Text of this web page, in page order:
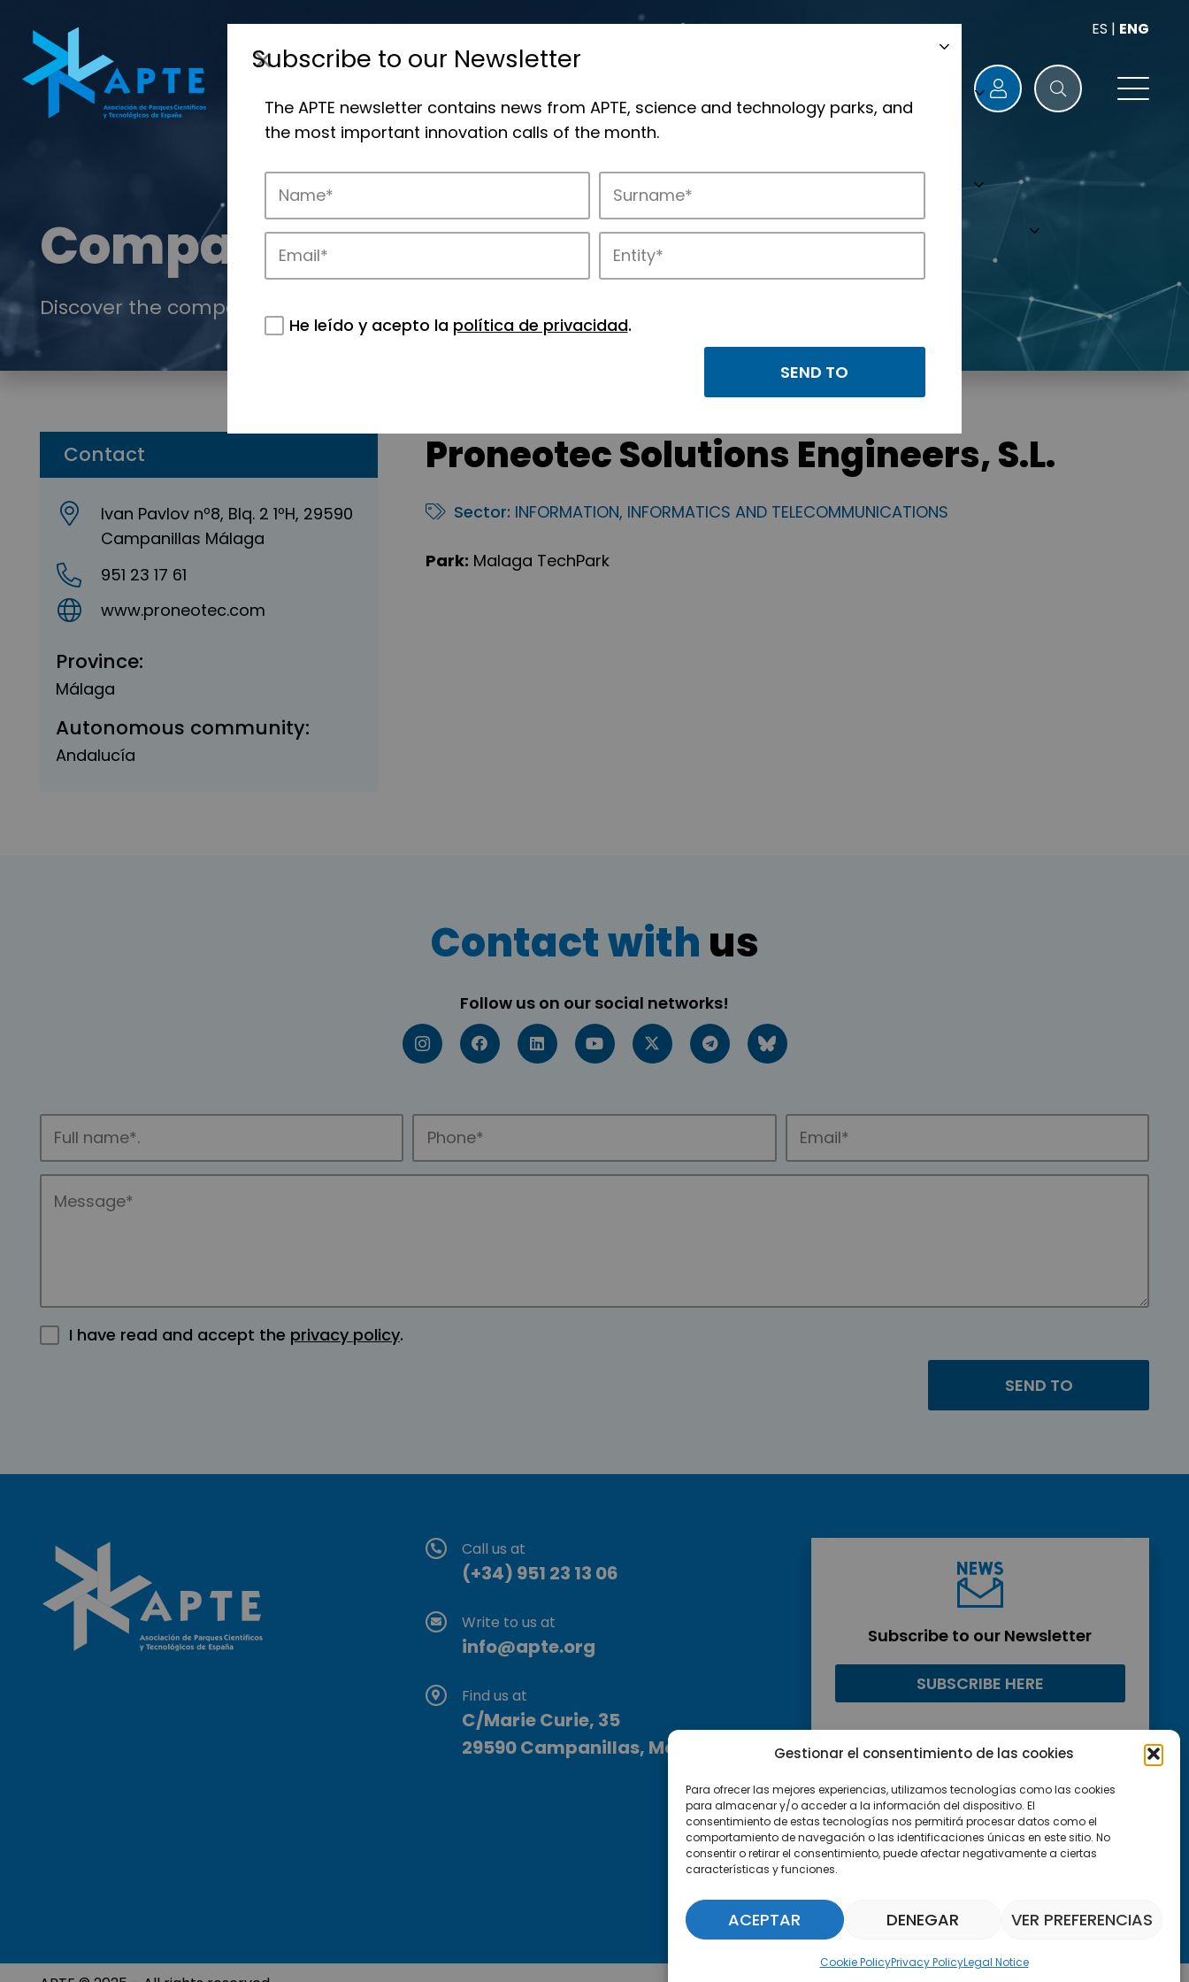
Gestionar el consentimiento de las cookies
Para ofrecer las mejores experiencias, utilizamos tecnologías como las cookies
para almacenar y/o acceder a la información del dispositivo. El
consentimiento de estas tecnologías nos permitirá procesar datos como el
comportamiento de navegación o las identificaciones únicas en este sitio. No
consentir o retirar el consentimiento, puede afectar negativamente a ciertas
características y funciones.
ACEPTAR DENEGAR VER PREFERENCIAS
Cookie PolicyPrivacy PolicyLegal Notice
ES | ENG
Companies
Discover the companies that drive innovation in APTE’s parks.
Contact
Ivan Pavlov nº8, Blq. 2 1ºH, 29590
Campanillas Málaga
951 23 17 61
www.proneotec.com
Province:
Málaga
Autonomous community:
Andalucía
Proneotec Solutions Engineers, S.L.
Sector: INFORMATION, INFORMATICS AND TELECOMMUNICATIONS
Park: Malaga TechPark
Contact with us
Follow us on our social networks!
I have read and accept the privacy policy.
Call us at
(+34) 951 23 13 06
Write to us at
info@apte.org
Find us at
C/Marie Curie, 35
29590 Campanillas, Málaga
Subscribe to our Newsletter
SUBSCRIBE HERE
Subscribe to our Newsletter
The APTE newsletter contains news from APTE, science and technology parks, and
the most important innovation calls of the month.
He leído y acepto la política de privacidad.